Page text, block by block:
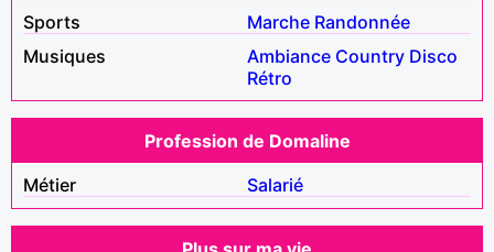
Sports
Marche Randonnée
Musiques
Ambiance Country Disco
Rétro
Profession de Domaline
Métier
Salarié